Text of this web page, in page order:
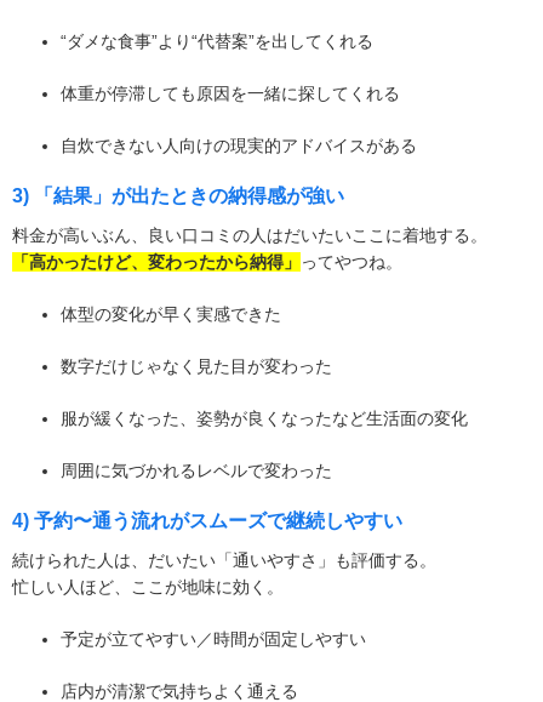
“ダメな食事”より“代替案”を出してくれる
体重が停滞しても原因を一緒に探してくれる
自炊できない人向けの現実的アドバイスがある
3) 「結果」が出たときの納得感が強い
料金が高いぶん、良い口コミの人はだいたいここに着地する。
「高かったけど、変わったから納得」 ってやつね。
体型の変化が早く実感できた
数字だけじゃなく見た目が変わった
服が緩くなった、姿勢が良くなったなど生活面の変化
周囲に気づかれるレベルで変わった
4) 予約〜通う流れがスムーズで継続しやすい
続けられた人は、だいたい「通いやすさ」も評価する。
忙しい人ほど、ここが地味に効く。
予定が立てやすい／時間が固定しやすい
店内が清潔で気持ちよく通える